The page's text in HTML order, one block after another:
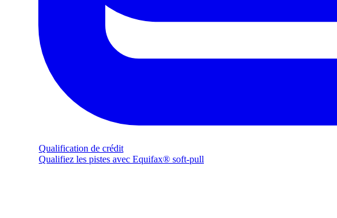
Qualification de crédit
Qualifiez les pistes avec Equifax® soft-pull